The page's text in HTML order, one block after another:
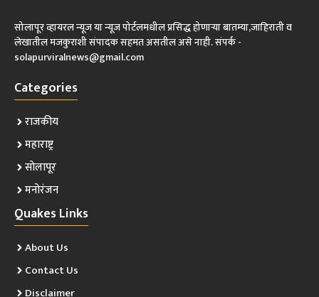
सोलापूर व्हायरल न्यूज या न्यूज पोर्टलमधील प्रसिद्ध होणाऱ्या बातम्या,जाहिराती व
लेखातील मजकुराशी संपादक सहमत असतील असे नाही. संपर्क -
solapurviralnews@gmail.com
Categories
राजकीय
महाराष्ट्र
सोलापूर
मनोरंजन
Quakes Links
About Us
Contact Us
Disclaimer